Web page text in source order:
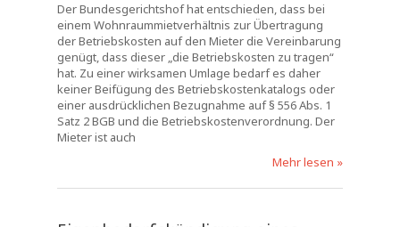
Der Bundesgerichtshof hat entschieden, dass bei
einem Wohnraummietverhältnis zur Übertragung
der Betriebskosten auf den Mieter die Vereinbarung
genügt, dass dieser „die Betriebskosten zu tragen“
hat. Zu einer wirksamen Umlage bedarf es daher
keiner Beifügung des Betriebskostenkatalogs oder
einer ausdrücklichen Bezugnahme auf § 556 Abs. 1
Satz 2 BGB und die Betriebskostenverordnung. Der
Mieter ist auch
Mehr lesen »